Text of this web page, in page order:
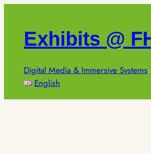
springenExhibits @
Digital Media & Immersive Systems
English